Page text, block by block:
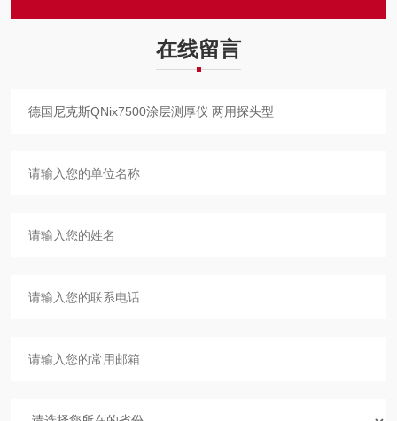
在线留言